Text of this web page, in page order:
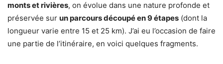
monts et rivières, on évolue dans une nature profonde et
préservée sur un parcours découpé en 9 étapes (dont la
longueur varie entre 15 et 25 km). J’ai eu l’occasion de faire
une partie de l’itinéraire, en voici quelques fragments.